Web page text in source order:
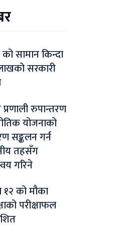
सामान किन्दा
सरकारी
प्रणाली रुपान्तरण
योजनाको
सङ्कलन गर्न
तहसँग
गरिने
१२ को मौका
परीक्षाफल